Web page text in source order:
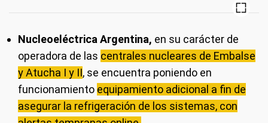
Nucleoeléctrica Argentina, en su carácter de
operadora de las centrales nucleares de Embalse
y Atucha I y II, se encuentra poniendo en
funcionamiento equipamiento adicional a fin de
asegurar la refrigeración de los sistemas, con